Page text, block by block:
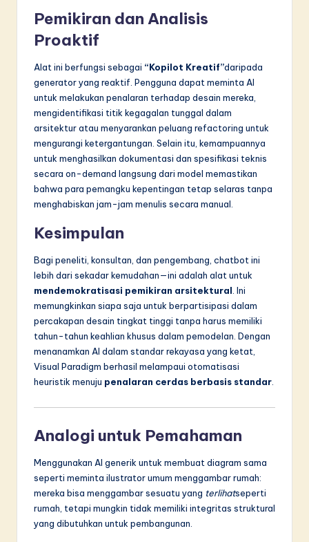
Pemikiran dan Analisis
Proaktif
Alat ini berfungsi sebagai “Kopilot Kreatif”daripada
generator yang reaktif. Pengguna dapat meminta AI
untuk melakukan penalaran terhadap desain mereka,
mengidentifikasi titik kegagalan tunggal dalam
arsitektur atau menyarankan peluang refactoring untuk
mengurangi ketergantungan. Selain itu, kemampuannya
untuk menghasilkan dokumentasi dan spesifikasi teknis
secara on-demand langsung dari model memastikan
bahwa para pemangku kepentingan tetap selaras tanpa
menghabiskan jam-jam menulis secara manual.
Kesimpulan
Bagi peneliti, konsultan, dan pengembang, chatbot ini
lebih dari sekadar kemudahan—ini adalah alat untuk
mendemokratisasi pemikiran arsitektural . Ini
memungkinkan siapa saja untuk berpartisipasi dalam
percakapan desain tingkat tinggi tanpa harus memiliki
tahun-tahun keahlian khusus dalam pemodelan. Dengan
menanamkan AI dalam standar rekayasa yang ketat,
Visual Paradigm berhasil melampaui otomatisasi
heuristik menuju penalaran cerdas berbasis standar
Analogi untuk Pemahaman
Menggunakan AI generik untuk membuat diagram sama
seperti meminta ilustrator umum menggambar rumah:
mereka bisa menggambar sesuatu yang terlihatseperti
rumah, tetapi mungkin tidak memiliki integritas struktural
yang dibutuhkan untuk pembangunan.